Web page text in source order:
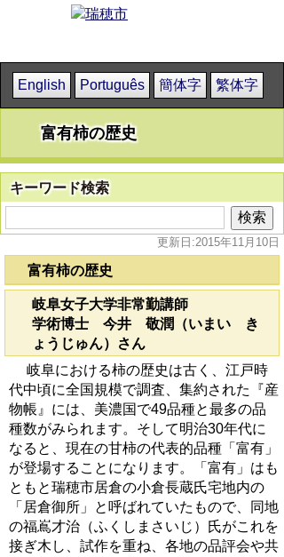
English Português 簡体字 繁体字
富有柿の歴史
キーワード検索
更新日:2015年11月10日
富有柿の歴史
岐阜女子大学非常勤講師
学術博士 今井 敬潤（いまい き
ょうじゅん）さん
岐阜における柿の歴史は古く、江戸時
代中頃に全国規模で調査、集約された『産
物帳』には、美濃国で49品種と最多の品
種数がみられます。そして明治30年代に
なると、現在の甘柿の代表的品種「富有」
が登場することになります。「富有」はも
ともと瑞穂市居倉の小倉長蔵氏宅地内の
「居倉御所」と呼ばれていたもので、同地
の福嶌才治（ふくしまさいじ）氏がこれを
接ぎ木し、試作を重ね、各地の品評会や共